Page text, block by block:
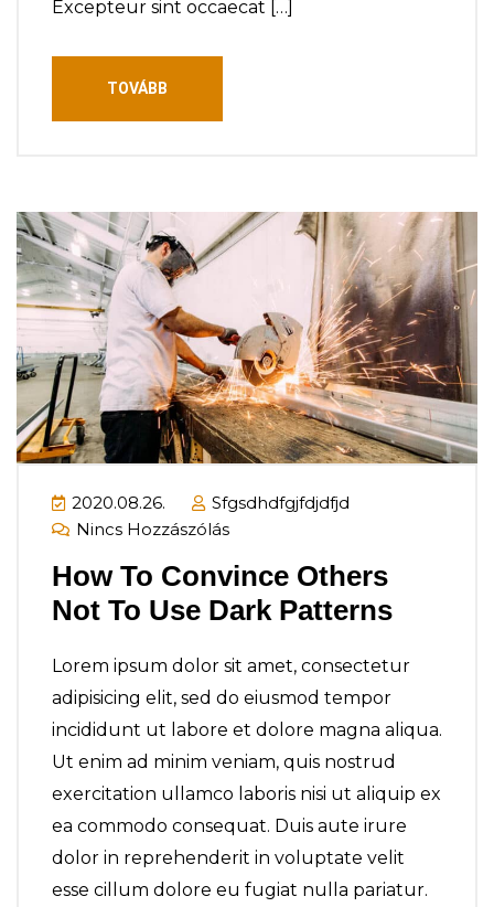
Excepteur sint occaecat […]
TOVÁBB
2020.08.26.
Sfgsdhdfgjfdjdfjd
Nincs Hozzászólás
How To Convince Others
Not To Use Dark Patterns
Lorem ipsum dolor sit amet, consectetur
adipisicing elit, sed do eiusmod tempor
incididunt ut labore et dolore magna aliqua.
Ut enim ad minim veniam, quis nostrud
exercitation ullamco laboris nisi ut aliquip ex
ea commodo consequat. Duis aute irure
dolor in reprehenderit in voluptate velit
esse cillum dolore eu fugiat nulla pariatur.